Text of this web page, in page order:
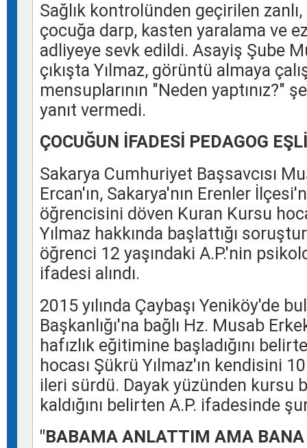
Sağlık kontrolünden geçirilen
çocuğa darp, kasten yaralama ve
adliyeye sevk edildi. Asayiş Şube
çıkışta Yılmaz, görüntü almaya
mensuplarının "Neden yaptınız?"
yanıt vermedi.
ÇOCUĞUN İFADESİ PEDAGOG
Sakarya Cumhuriyet Başsavcısı
Ercan'ın, Sakarya'nın Erenler
öğrencisini döven Kuran Kursu
Yılmaz hakkında başlattığı
öğrenci 12 yaşındaki A.P.'nin
ifadesi alındı.
2015 yılında Çaybaşı Yeniköy'de
Başkanlığı'na bağlı Hz. Musab
hafızlık eğitimine başladığını
hocası Şükrü Yılmaz'ın kendisini
ileri sürdü. Dayak yüzünden kursu
kaldığını belirten A.P. ifadesinde
"BABAMA ANLATTIM AMA